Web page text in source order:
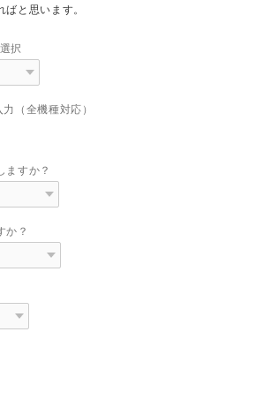
ばと思います。
択
（全機種対応）
ますか？
か？